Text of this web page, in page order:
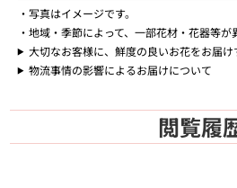
写真はイメージです。
地域・季節によって、一部花材・花器等が
大切なお客様に、鮮度の良いお花をお届け
物流事情の影響によるお届けについて
閲覧履